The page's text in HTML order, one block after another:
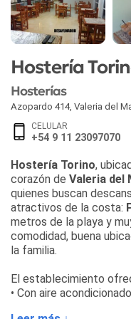
Hostería
Hosterías
Azopardo 414, Valeria del
CELULAR
+54 9 11 23097070
Hostería Torino,
corazón de Valeria del
quienes buscan
atractivos de la costa:
metros de la playa y
comodidad, buena
la familia.
El establecimiento
• Con aire acondicionado